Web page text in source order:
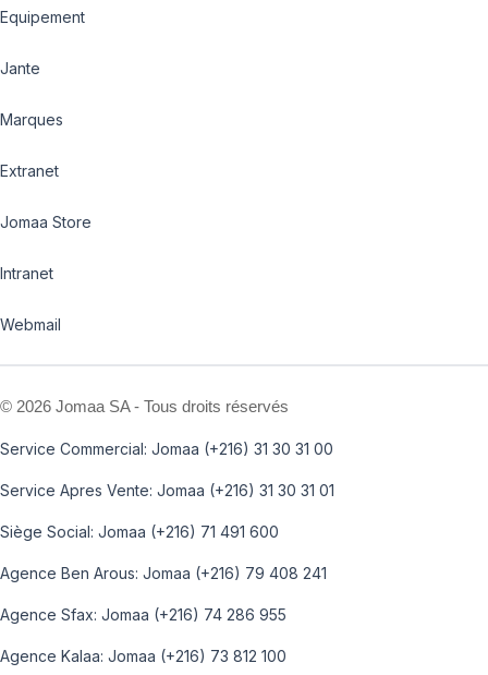
Equipement
Jante
Marques
Extranet
Jomaa Store
Intranet
Webmail
© 2026 Jomaa SA - Tous droits réservés
Service Commercial: Jomaa (+216) 31 30 31 00
Service Apres Vente: Jomaa (+216) 31 30 31 01
Siège Social: Jomaa (+216) 71 491 600
Agence Ben Arous: Jomaa (+216) 79 408 241
Agence Sfax: Jomaa (+216) 74 286 955
Agence Kalaa: Jomaa (+216) 73 812 100